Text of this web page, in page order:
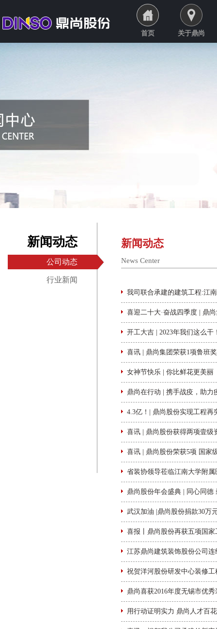
首页 关于鼎尚
新闻动态
公司动态
行业新闻
新闻动态
News Center
我司联合承建的建筑工程:江
喜迎二十大·奋战四季度 | 鼎
开工大吉 | 2023年我们这么干
喜讯 | 鼎尚集团荣获1项鲁班
女神节快乐 | 你比鲜花更美丽
鼎尚在行动 | 携手战疫，助力
4.3亿！| 鼎尚股份实现工程再
喜讯 | 鼎尚股份获得两项壹级
喜讯 | 鼎尚股份荣获5项 国家
省装协领导莅临江南大学附
鼎尚股份年会盛典 | 同心同德
武汉加油 |鼎尚股份捐款30万
喜报丨鼎尚股份再获五项国家
江苏鼎尚建筑装饰股份公司
祝贺洋河股份研发中心装修
鼎尚喜获2016年度无锡市优
用行动证明实力 鼎尚人才百